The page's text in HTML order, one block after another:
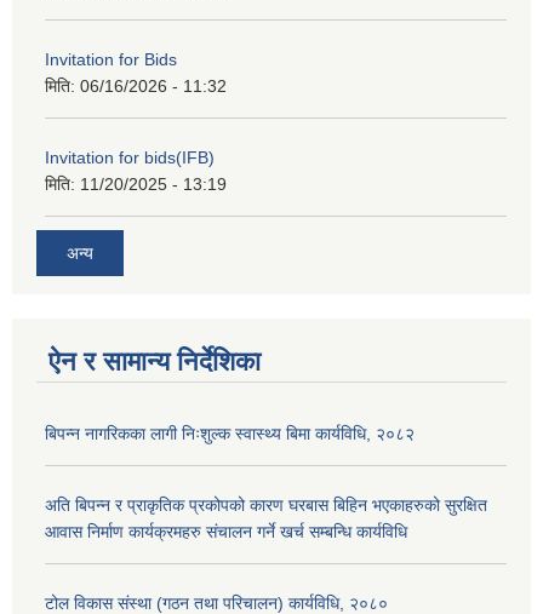
Invitation for Bids
मिति: 06/16/2026 - 11:32
Invitation for bids(IFB)
मिति: 11/20/2025 - 13:19
अन्य
ऐन र सामान्य निर्देशिका
बिपन्न नागरिकका लागी निःशुल्क स्वास्थ्य बिमा कार्यविधि, २०८२
अति बिपन्न र प्राकृतिक प्रकोपको कारण घरबास बिहिन भएकाहरुको सुरक्षित
आवास निर्माण कार्यक्रमहरु संचालन गर्ने खर्च सम्बन्धि कार्यविधि
टोल विकास संस्था (गठन तथा परिचालन) कार्यविधि, २०८०